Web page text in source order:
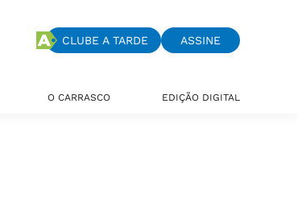
CLUBE A TARDE ASSINE
O CARRASCO EDIÇÃO DIGITAL